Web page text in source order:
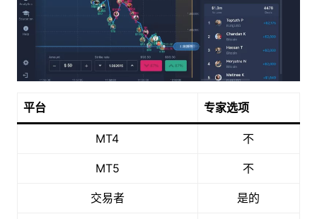
平台 专家选项
MT4 不
MT5 不
交易者 是的